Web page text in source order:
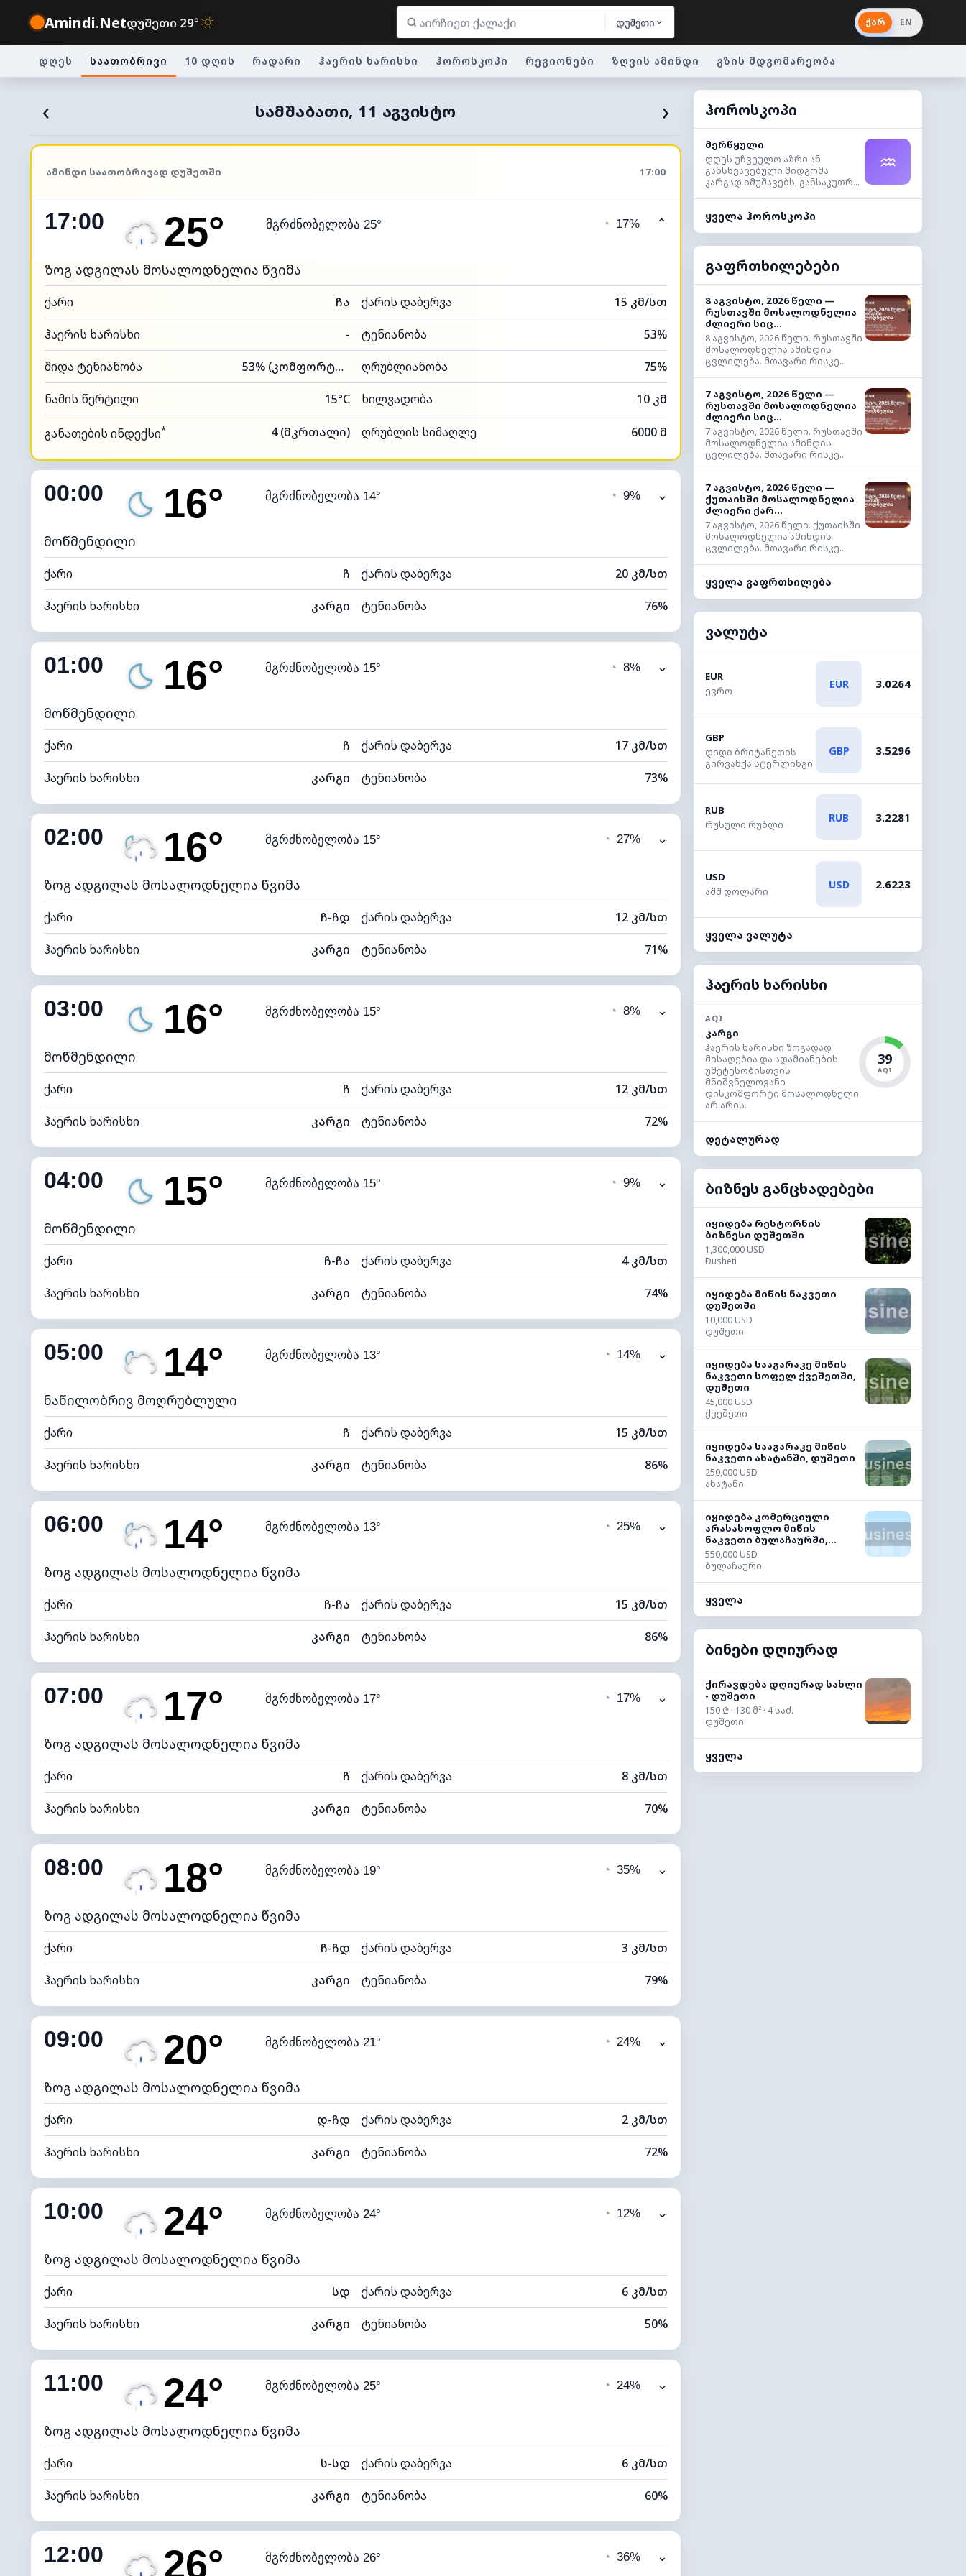
Amindi.Netდუშეთი 29° დუშეთი ქარ EN
დღეს საათობრივი 10 დღის რადარი ჰაერის ხარისხი ჰოროსკოპი რეგიონები ზღვის ამინდი გზის მდგომარეობა
‹ ᲡᲐᲛᲨᲐᲑᲐᲗᲘ, 11 ᲐᲒᲕᲘᲡᲢᲝ ›
ᲐᲛᲘᲜᲓᲘ ᲡᲐᲐᲗᲝᲑᲠᲘᲕᲐᲓ ᲓᲣᲨᲔᲗᲨᲘ 17:00
17:00 25° მგრძნობელობა 25° ◔ 17% ⌃
ზოგ ადგილას მოსალოდნელია წვიმა
ქარი ჩა ქარის დაბერვა 15 კმ/სთ
ჰაერის ხარისხი - ტენიანობა 53%
შიდა ტენიანობა 53% (კომფორტული) ღრუბლიანობა 75%
ნამის წერტილი 15°C ხილვადობა 10 კმ
განათების ინდექსი* 4 (მკრთალი) ღრუბლის სიმაღლე 6000 მ
00:00 16° მგრძნობელობა 14° ◔ 9% ⌄
მოწმენდილი
ქარი ჩ ქარის დაბერვა 20 კმ/სთ
ჰაერის ხარისხი კარგი ტენიანობა 76%
შიდა ტენიანობა 76% (კომფორტული) ღრუბლიანობა 22%
ნამის წერტილი 12°C ხილვადობა 10 კმ
განათების ინდექსი
01:00 16° მგრძნობელობა 15° ◔ 8% ⌄
მოწმენდილი
ქარი ჩ ქარის დაბერვა 17 კმ/სთ
ჰაერის ხარისხი კარგი ტენიანობა 73%
შიდა ტენიანობა 73% (კომფორტული) ღრუბლიანობა 21%
ნამის წერტილი 11°C ხილვადობა 10 კმ
განათების ინდექსი
02:00 16° მგრძნობელობა 15° ◔ 27% ⌄
ზოგ ადგილას მოსალოდნელია წვიმა
ქარი ჩ-ჩდ ქარის დაბერვა 12 კმ/სთ
ჰაერის ხარისხი კარგი ტენიანობა 71%
შიდა ტენიანობა 71% (კომფორტული) ღრუბლიანობა 72%
ნამის წერტილი 11°C ხილვადობა 9 კმ
განათების ინდექსი
03:00 16° მგრძნობელობა 15° ◔ 8% ⌄
მოწმენდილი
ქარი ჩ ქარის დაბერვა 12 კმ/სთ
ჰაერის ხარისხი კარგი ტენიანობა 72%
შიდა ტენიანობა 72% (კომფორტული) ღრუბლიანობა 22%
ნამის წერტილი 11°C ხილვადობა 10 კმ
განათების ინდექსი
04:00 15° მგრძნობელობა 15° ◔ 9% ⌄
მოწმენდილი
ქარი ჩ-ჩა ქარის დაბერვა 4 კმ/სთ
ჰაერის ხარისხი კარგი ტენიანობა 74%
შიდა ტენიანობა 74% (კომფორტული) ღრუბლიანობა 22%
ნამის წერტილი 11°C ხილვადობა 10 კმ
განათების ინდექსი
05:00 14° მგრძნობელობა 13° ◔ 14% ⌄
ნაწილობრივ მოღრუბლული
ქარი ჩ ქარის დაბერვა 15 კმ/სთ
ჰაერის ხარისხი კარგი ტენიანობა 86%
შიდა ტენიანობა 86% (კომფორტული) ღრუბლიანობა 28%
ნამის წერტილი 11°C ხილვადობა 10 კმ
განათების ინდექსი
06:00 14° მგრძნობელობა 13° ◔ 25% ⌄
ზოგ ადგილას მოსალოდნელია წვიმა
ქარი ჩ-ჩა ქარის დაბერვა 15 კმ/სთ
ჰაერის ხარისხი კარგი ტენიანობა 86%
შიდა ტენიანობა 86% (კომფორტული) ღრუბლიანობა 70%
ნამის წერტილი 11°C ხილვადობა 10 კმ
განათების ინდექსი
07:00 17° მგრძნობელობა 17° ◔ 17% ⌄
ზოგ ადგილას მოსალოდნელია წვიმა
ქარი ჩ ქარის დაბერვა 8 კმ/სთ
ჰაერის ხარისხი კარგი ტენიანობა 70%
შიდა ტენიანობა 70% (კომფორტული) ღრუბლიანობა 85%
ნამის წერტილი 12°C ხილვადობა 10 კმ
განათების ინდექსი 4 (მკრთალი)
08:00 18° მგრძნობელობა 19° ◔ 35% ⌄
ზოგ ადგილას მოსალოდნელია წვიმა
ქარი ჩ-ჩდ ქარის დაბერვა 3 კმ/სთ
ჰაერის ხარისხი კარგი ტენიანობა 79%
შიდა ტენიანობა 79% (კომფორტული) ღრუბლიანობა 87%
ნამის წერტილი 15°C ხილვადობა 9 კმ
განათების ინდექსი 4 (მკრთალი)
09:00 20° მგრძნობელობა 21° ◔ 24% ⌄
ზოგ ადგილას მოსალოდნელია წვიმა
ქარი დ-ჩდ ქარის დაბერვა 2 კმ/სთ
ჰაერის ხარისხი კარგი ტენიანობა 72%
შიდა ტენიანობა 72% (კომფორტული) ღრუბლიანობა 70%
ნამის წერტილი 15°C ხილვადობა 9 კმ
განათების ინდექსი 4 (მკრთალი)
10:00 24° მგრძნობელობა 24° ◔ 12% ⌄
ზოგ ადგილას მოსალოდნელია წვიმა
ქარი სდ ქარის დაბერვა 6 კმ/სთ
ჰაერის ხარისხი კარგი ტენიანობა 50%
შიდა ტენიანობა 50% (კომფორტული) ღრუბლიანობა 86%
ნამის წერტილი 13°C ხილვადობა 10 კმ
განათების ინდექსი 4 (მკრთალი)
11:00 24° მგრძნობელობა 25° ◔ 24% ⌄
ზოგ ადგილას მოსალოდნელია წვიმა
ქარი ს-სდ ქარის დაბერვა 6 კმ/სთ
ჰაერის ხარისხი კარგი ტენიანობა 60%
შიდა ტენიანობა 60% (კომფორტული) ღრუბლიანობა 74%
ნამის წერტილი 16°C ხილვადობა 9 კმ
12:00 26° მგრძნობელობა 26° ◔ 36% ⌄
ჰოროსკოპი
მერწყული
დღეს უჩვეულო აზრი ან
განსხვავებული მიდგომა
კარგად იმუშავებს, განსაკუთრ...
♒
ყველა ჰოროსკოპი
გაფრთხილებები
8 აგვისტო, 2026 წელი —
რუსთავში მოსალოდნელია
ძლიერი სიც...
8 აგვისტო, 2026 წელი. რუსთავში
მოსალოდნელია ამინდის
ცვლილება. მთავარი რისკე...
7 აგვისტო, 2026 წელი —
რუსთავში მოსალოდნელია
ძლიერი სიც...
7 აგვისტო, 2026 წელი. რუსთავში
მოსალოდნელია ამინდის
ცვლილება. მთავარი რისკე...
7 აგვისტო, 2026 წელი —
ქუთაისში მოსალოდნელია
ძლიერი ქარ...
7 აგვისტო, 2026 წელი. ქუთაისში
მოსალოდნელია ამინდის
ცვლილება. მთავარი რისკე...
ყველა გაფრთხილება
ვალუტა
EUR
ევრო
EUR 3.0264
GBP
დიდი ბრიტანეთის
გირვანქა სტერლინგი
GBP 3.5296
RUB
რუსული რუბლი
RUB 3.2281
USD
აშშ დოლარი
USD 2.6223
ყველა ვალუტა
ჰაერის ხარისხი
AQI
კარგი
ჰაერის ხარისხი ზოგადად
მისაღებია და ადამიანების
უმეტესობისთვის
მნიშვნელოვანი
დისკომფორტი მოსალოდნელი
არ არის.
39
AQI
დეტალურად
ბიზნეს განცხადებები
იყიდება რესტორნის
ბიზნესი დუშეთში
1,300,000 USD
Dusheti
იყიდება მიწის ნაკვეთი
დუშეთში
10,000 USD
დუშეთი
იყიდება სააგარაკე მიწის
ნაკვეთი სოფელ ქვეშეთში,
დუშეთი
45,000 USD
ქვეშეთი
იყიდება სააგარაკე მიწის
ნაკვეთი ახატანში, დუშეთი
250,000 USD
ახატანი
იყიდება კომერციული
არასასოფლო მიწის
ნაკვეთი ბულაჩაურში,...
550,000 USD
ბულაჩაური
ყველა
ბინები დღიურად
ქირავდება დღიურად სახლი
- დუშეთი
150 ₾ · 130 მ² · 4 საძ.
დუშეთი
ყველა